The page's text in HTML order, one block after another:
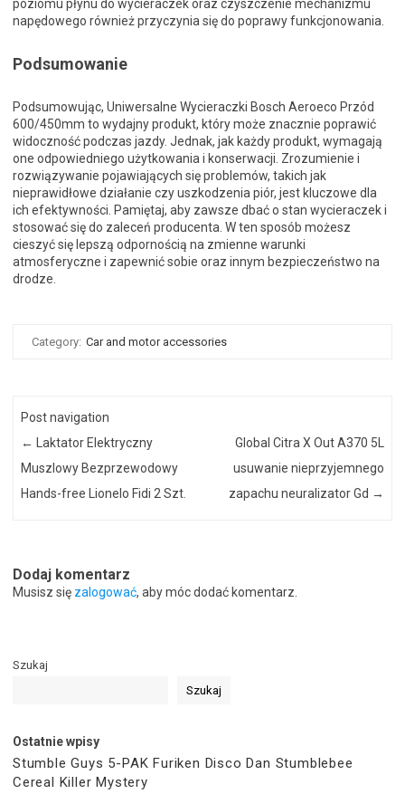
poziomu płynu do wycieraczek oraz czyszczenie mechanizmu
napędowego również przyczynia się do poprawy funkcjonowania.
Podsumowanie
Podsumowując, Uniwersalne Wycieraczki Bosch Aeroeco Przód
600/450mm to wydajny produkt, który może znacznie poprawić
widoczność podczas jazdy. Jednak, jak każdy produkt, wymagają
one odpowiedniego użytkowania i konserwacji. Zrozumienie i
rozwiązywanie pojawiających się problemów, takich jak
nieprawidłowe działanie czy uszkodzenia piór, jest kluczowe dla
ich efektywności. Pamiętaj, aby zawsze dbać o stan wycieraczek i
stosować się do zaleceń producenta. W ten sposób możesz
cieszyć się lepszą odpornością na zmienne warunki
atmosferyczne i zapewnić sobie oraz innym bezpieczeństwo na
drodze.
Category: Car and motor accessories
Post navigation
← Laktator Elektryczny
Muszlowy Bezprzewodowy
Hands-free Lionelo Fidi 2 Szt.
Global Citra X Out A370 5L
usuwanie nieprzyjemnego
zapachu neuralizator Gd →
Dodaj komentarz
Musisz się zalogować, aby móc dodać komentarz.
Szukaj
Szukaj
Ostatnie wpisy
Stumble Guys 5-PAK Furiken Disco Dan Stumblebee
Cereal Killer Mystery